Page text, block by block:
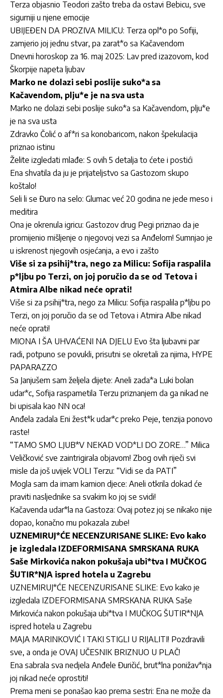
Terza objasnio Teodori zašto treba da ostavi Bebicu, sve
sigurniji u njene emocije
UBIJEĐEN DA PROZIVA MILICU: Terza opl*o po Sofiji,
zamjerio joj jednu stvar, pa zarat*o sa Kačavendom
Dnevni horoskop za 16. maj 2025: Lav pred izazovom, kod
Škorpije napeta ljubav
Marko ne dolazi sebi poslije suko*a sa
Kačavendom, plju*e je na sva usta
Marko ne dolazi sebi poslije suko*a sa Kačavendom, plju*e
je na sva usta
Zdravko Čolić o af*ri sa konobaricom, nakon špekulacija
priznao istinu
Želite izgledati mlađe: S ovih 5 detalja to ćete i postići
Ena shvatila da ju je prijateljstvo sa Gastozom skupo
koštalo!
Seli li se Đuro na selo: Glumac već 20 godina ne jede meso i
meditira
Ona je okrenula igricu: Gastozov drug Pegi priznao da je
promijenio mišljenje o njegovoj vezi sa Anđelom! Sumnjao je
u iskrenost njegovih osjećanja, a evo i zašto
Više si za psihij*tra, nego za Milicu: Sofija raspalila
p*ljbu po Terzi, on joj poručio da se od Tetova i
Atmira Albe nikad neće oprati!
Više si za psihij*tra, nego za Milicu: Sofija raspalila p*ljbu po
Terzi, on joj poručio da se od Tetova i Atmira Albe nikad
neće oprati!
MIONA I ŠA UHVAĆENI NA DJELU Evo šta ljubavni par
radi, potpuno se povukli, prisutni se okretali za njima, HYPE
PAPARAZZO
Sa Janjušem sam željela dijete: Aneli zada*a Luki bolan
udar*c, Sofija raspametila Terzu priznanjem da ga nikad ne
bi upisala kao NN oca!
Anđela zadala Eni žest*k udar*c preko Peje, tenzija ponovo
raste!
“TAMO SMO LJUB*V NEKAD VOD*LI DO ZORE…” Milica
Veličković sve zaintrigirala objavom! Zbog ovih riječi svi
misle da još uvijek VOLI Terzu: “Vidi se da PATI”
Mogla sam da imam kamion djece: Aneli otkrila dokad će
praviti nasljednike sa svakim ko joj se svidi!
Kačavenda udar*la na Gastoza: Ovaj potez joj se nikako nije
dopao, konačno mu pokazala zube!
UZNEMIRUJ*ĆE NECENZURISANE SLIKE: Evo kako
je izgledala IZDEFORMISANA SMRSKANA RUKA
Saše Mirkovića nakon pokušaja ubi*tva I MUČKOG
ŠUTIR*NJA ispred hotela u Zagrebu
UZNEMIRUJ*ĆE NECENZURISANE SLIKE: Evo kako je
izgledala IZDEFORMISANA SMRSKANA RUKA Saše
Mirkovića nakon pokušaja ubi*tva I MUČKOG ŠUTIR*NJA
ispred hotela u Zagrebu
MAJA MARINKOVIĆ I TAKI STIGLI U RIJALITI! Pozdravili
sve, a onda je OVAJ UČESNIK BRIZNUO U PLAČ!
Ena sabrala sva nedjela Anđele Đuričić, brut*lna ponižav*nja
joj nikad neće oprostiti!
Prema meni se ponašao kao prema sestri: Ena ne može da